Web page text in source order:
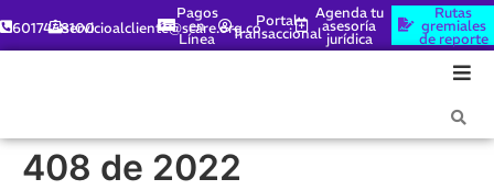
6017448100servicioalcliente@scare.org.co
Pagos
en
Línea
Portal
Transaccional
Agenda tu
asesoría
jurídica
Rutas
gremiales
de reporte
408 de 2022